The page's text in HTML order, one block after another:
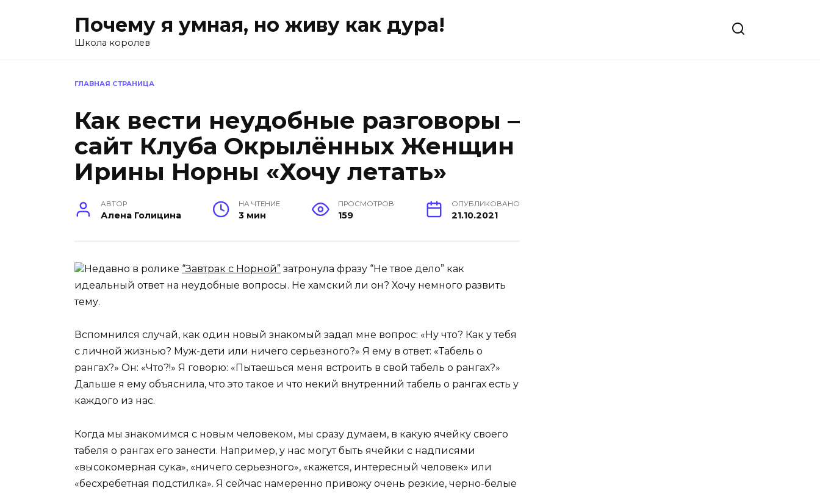
Почему я умная, но живу как дура!
Школа королев
ГЛАВНАЯ СТРАНИЦА
Как вести неудобные разговоры –
сайт Клуба Окрылённых Женщин
Ирины Норны «Хочу летать»
АВТОР
Алена Голицина
НА ЧТЕНИЕ
3 мин
ПРОСМОТРОВ
159
ОПУБЛИКОВАНО
21.10.2021
Недавно в ролике “Завтрак с Норной” затронула фразу “Не твое дело” как
идеальный ответ на неудобные вопросы. Не хамский ли он? Хочу немного развить
тему.
Вспомнился случай, как один новый знакомый задал мне вопрос: «Ну что? Как у тебя
с личной жизнью? Муж-дети или ничего серьезного?» Я ему в ответ: «Табель о
рангах?» Он: «Что?!» Я говорю: «Пытаешься меня встроить в свой табель о рангах?»
Дальше я ему объяснила, что это такое и что некий внутренний табель о рангах есть у
каждого из нас.
Когда мы знакомимся с новым человеком, мы сразу думаем, в какую ячейку своего
табеля о рангах его занести. Например, у нас могут быть ячейки с надписями
«высокомерная сука», «ничего серьезного», «кажется, интересный человек» или
«бесхребетная подстилка». Я сейчас намеренно привожу очень резкие, черно-белые